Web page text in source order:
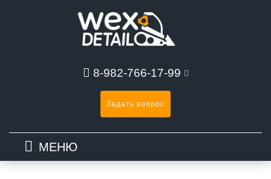
8-982-766-17-99
Задать вопрос
МЕНЮ